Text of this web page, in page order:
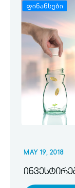
ფინანსები
MAY 19, 2018